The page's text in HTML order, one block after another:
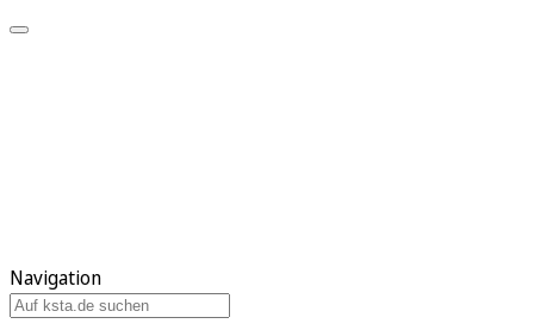
Navigation